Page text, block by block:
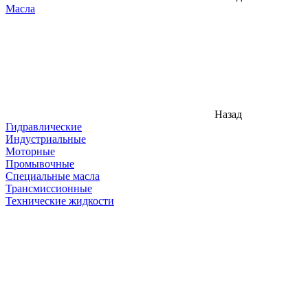
Масла
Назад
Гидравлические
Индустриальные
Моторные
Промывочные
Специальные масла
Трансмиссионные
Технические жидкости